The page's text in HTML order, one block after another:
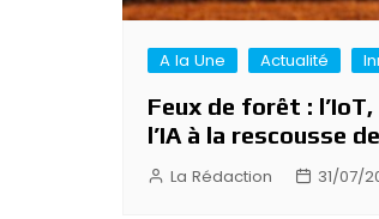
A la Une Actualité
Feux de forêt :
l’IA à la rescousse
La Rédaction 31/07/